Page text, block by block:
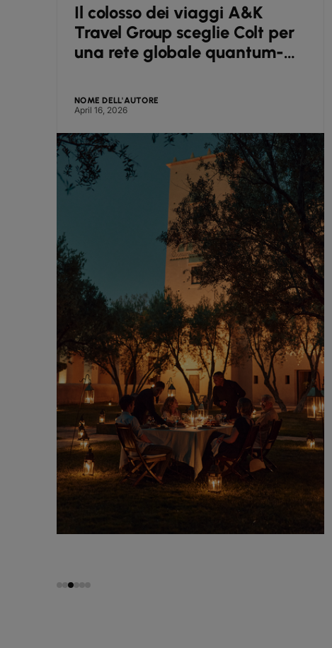
Il colosso dei viaggi A&K
Travel Group sceglie Colt per
una rete globale quantum-
NOME DELL'AUTORE
April 16, 2026